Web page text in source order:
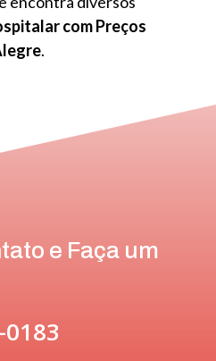
com Preços
.
e Faça um